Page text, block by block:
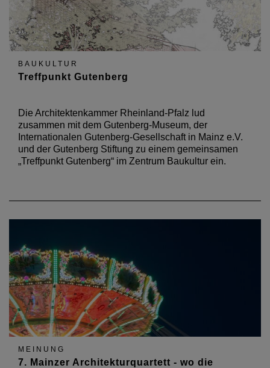
BAUKULTUR
Treffpunkt Gutenberg
Die Architektenkammer Rheinland-Pfalz lud
zusammen mit dem Gutenberg-Museum, der
Internationalen Gutenberg-Gesellschaft in Mainz e.V.
und der Gutenberg Stiftung zu einem gemeinsamen
„Treffpunkt Gutenberg“ im Zentrum Baukultur ein.
MEINUNG
7. Mainzer Architekturquartett - wo die